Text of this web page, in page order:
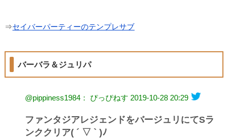
⇒セイバーパーティーのテンプレサブ
バーバラ＆ジュリパ
@pippiness1984： ぴっぴねす 2019-10-28 20:29
ファンタジアレジェンドをバージュリにてSラ
ンククリア( ´ ▽ ` )ﾉ